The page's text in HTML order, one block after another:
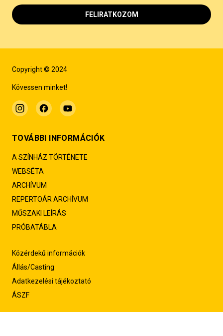
Copyright © 2024
Kövessen minket!
TOVÁBBI INFORMÁCIÓK
A SZÍNHÁZ TÖRTÉNETE
WEBSÉTA
ARCHÍVUM
REPERTOÁR ARCHÍVUM
MŰSZAKI LEÍRÁS
PRÓBATÁBLA
Közérdekű információk
Állás/Casting
Adatkezelési tájékoztató
ÁSZF
FELIRATKOZOM